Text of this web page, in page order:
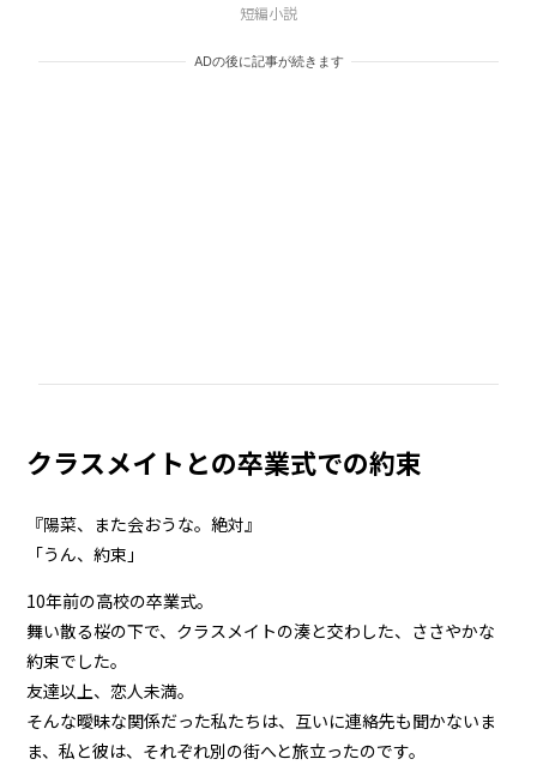
短編小説
ADの後に記事が続きます
クラスメイトとの卒業式での約束
『陽菜、また会おうな。絶対』
「うん、約束」
10年前の高校の卒業式。
舞い散る桜の下で、クラスメイトの湊と交わした、ささやかな
約束でした。
友達以上、恋人未満。
そんな曖昧な関係だった私たちは、互いに連絡先も聞かないま
ま、私と彼は、それぞれ別の街へと旅立ったのです。